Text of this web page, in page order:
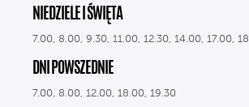
NIEDZIELE I ŚWIĘTA
7.00, 8.00, 9.30, 11.00, 12.30, 14.00, 17.00,
DNI POWSZEDNIE
7.00, 8.00, 12.00, 18.00, 19.30